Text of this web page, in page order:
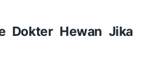
Dokter Hewan Jika